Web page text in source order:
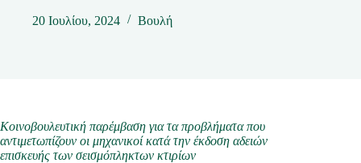
20 Ιουλίου, 2024 Βουλή
Κοινοβουλευτική παρέμβαση για τα προβλήματα που
αντιμετωπίζουν οι μηχανικοί κατά την έκδοση αδειών
επισκευής των σεισμόπληκτων κτιρίων